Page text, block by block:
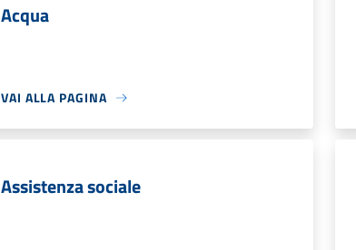
Acqua
VAI ALLA PAGINA
Assistenza sociale